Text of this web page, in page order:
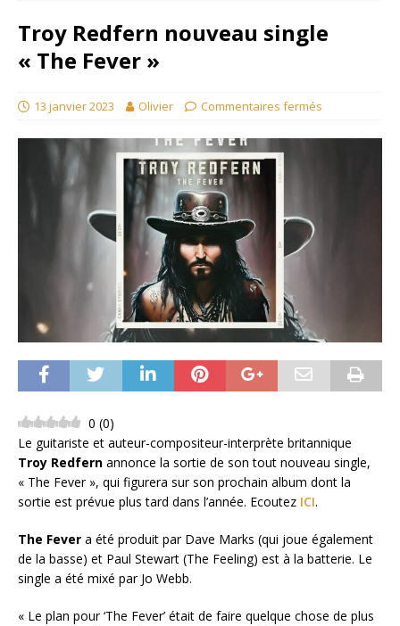
Troy Redfern nouveau single
« The Fever »
13 janvier 2023 Olivier Commentaires fermés
0 (0)
Le guitariste et auteur-compositeur-interprète britannique
Troy Redfern annonce la sortie de son tout nouveau single,
« The Fever », qui figurera sur son prochain album dont la
sortie est prévue plus tard dans l’année. Ecoutez ICI.
The Fever a été produit par Dave Marks (qui joue également
de la basse) et Paul Stewart (The Feeling) est à la batterie. Le
single a été mixé par Jo Webb.
« Le plan pour ‘The Fever’ était de faire quelque chose de plus